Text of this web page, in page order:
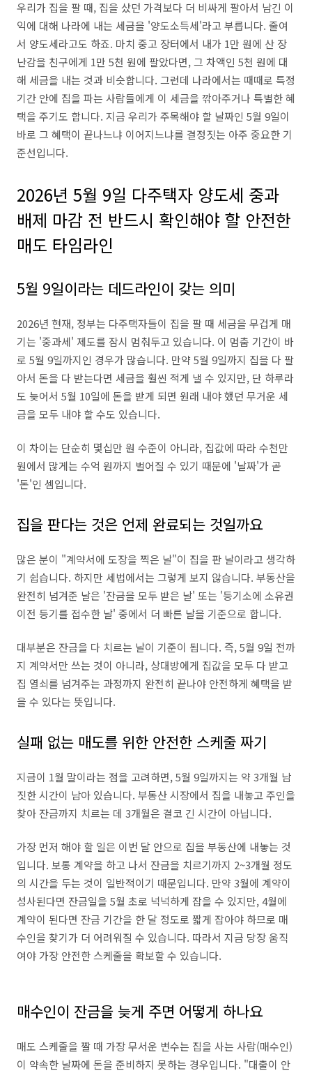
우리가 집을 팔 때, 집을 샀던 가격보다 더 비싸게 팔아서 남긴 이
익에 대해 나라에 내는 세금을 '양도소득세'라고 부릅니다. 줄여
서 양도세라고도 하죠. 마치 중고 장터에서 내가 1만 원에 산 장
난감을 친구에게 1만 5천 원에 팔았다면, 그 차액인 5천 원에 대
해 세금을 내는 것과 비슷합니다. 그런데 나라에서는 때때로 특정
기간 안에 집을 파는 사람들에게 이 세금을 깎아주거나 특별한 혜
택을 주기도 합니다. 지금 우리가 주목해야 할 날짜인 5월 9일이
바로 그 혜택이 끝나느냐 이어지느냐를 결정짓는 아주 중요한 기
준선입니다.
2026년 5월 9일 다주택자 양도세 중과
배제 마감 전 반드시 확인해야 할 안전한
매도 타임라인
5월 9일이라는 데드라인이 갖는 의미
2026년 현재, 정부는 다주택자들이 집을 팔 때 세금을 무겁게 매
기는 '중과세' 제도를 잠시 멈춰두고 있습니다. 이 멈춤 기간이 바
로 5월 9일까지인 경우가 많습니다. 만약 5월 9일까지 집을 다 팔
아서 돈을 다 받는다면 세금을 훨씬 적게 낼 수 있지만, 단 하루라
도 늦어서 5월 10일에 돈을 받게 되면 원래 내야 했던 무거운 세
금을 모두 내야 할 수도 있습니다.
이 차이는 단순히 몇십만 원 수준이 아니라, 집값에 따라 수천만
원에서 많게는 수억 원까지 벌어질 수 있기 때문에 '날짜'가 곧
'돈'인 셈입니다.
집을 판다는 것은 언제 완료되는 것일까요
많은 분이 "계약서에 도장을 찍은 날"이 집을 판 날이라고 생각하
기 쉽습니다. 하지만 세법에서는 그렇게 보지 않습니다. 부동산을
완전히 넘겨준 날은 '잔금을 모두 받은 날' 또는 '등기소에 소유권
이전 등기를 접수한 날' 중에서 더 빠른 날을 기준으로 합니다.
대부분은 잔금을 다 치르는 날이 기준이 됩니다. 즉, 5월 9일 전까
지 계약서만 쓰는 것이 아니라, 상대방에게 집값을 모두 다 받고
집 열쇠를 넘겨주는 과정까지 완전히 끝나야 안전하게 혜택을 받
을 수 있다는 뜻입니다.
실패 없는 매도를 위한 안전한 스케줄 짜기
지금이 1월 말이라는 점을 고려하면, 5월 9일까지는 약 3개월 남
짓한 시간이 남아 있습니다. 부동산 시장에서 집을 내놓고 주인을
찾아 잔금까지 치르는 데 3개월은 결코 긴 시간이 아닙니다.
가장 먼저 해야 할 일은 이번 달 안으로 집을 부동산에 내놓는 것
입니다. 보통 계약을 하고 나서 잔금을 치르기까지 2~3개월 정도
의 시간을 두는 것이 일반적이기 때문입니다. 만약 3월에 계약이
성사된다면 잔금일을 5월 초로 넉넉하게 잡을 수 있지만, 4월에
계약이 된다면 잔금 기간을 한 달 정도로 짧게 잡아야 하므로 매
수인을 찾기가 더 어려워질 수 있습니다. 따라서 지금 당장 움직
여야 가장 안전한 스케줄을 확보할 수 있습니다.
매수인이 잔금을 늦게 주면 어떻게 하나요
매도 스케줄을 짤 때 가장 무서운 변수는 집을 사는 사람(매수인)
이 약속한 날짜에 돈을 준비하지 못하는 경우입니다. "대출이 안